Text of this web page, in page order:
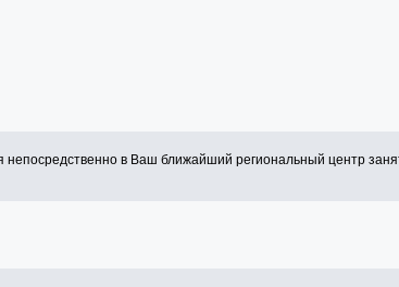
в Ваш ближайший региональный центр